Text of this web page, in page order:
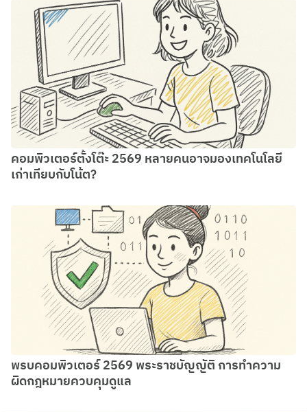
คอมพิวเตอร์ตั้งโต๊ะ 2569 หลายคนอาจมองเทคโนโลยี
เก่าเทียบกับโน้ต?
พรบคอมพิวเตอร์ 2569 พระราชบัญญัติ การทำความ
ผิดกฎหมายควบคุมดูแล